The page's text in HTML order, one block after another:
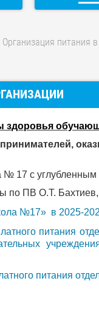
Организация питания
здоровья
17 с углубленным
по ПВ О.Т.
№17» в 2025-
питания
питания